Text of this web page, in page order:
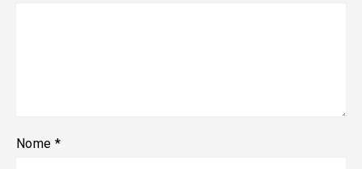
Nome *